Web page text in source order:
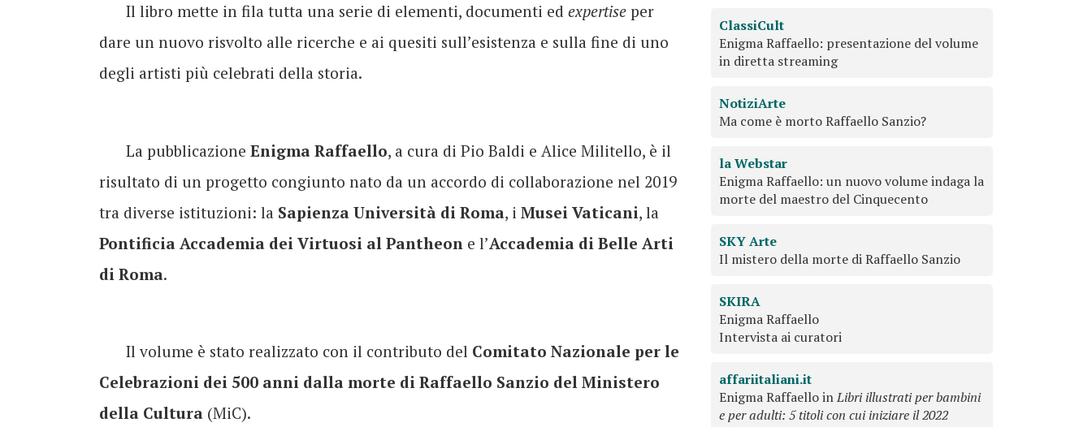
Il libro mette in fila tutta una serie di elementi, documenti ed expertiseper
dare un nuovo risvolto alle ricerche e ai quesiti sull’esistenza e sulla fine di uno
degli artisti più celebrati della storia.
La pubblicazione Enigma Raffaello, a cura di Pio Baldi e Alice Militello, è il
risultato di un progetto congiunto nato da un accordo di collaborazione nel 2019
tra diverse istituzioni: la Sapienza Università di Roma, i Musei Vaticani, la
Pontificia Accademia dei Virtuosi al Pantheon e l’Accademia di Belle Arti
di Roma.
Il volume è stato realizzato con il contributo del Comitato Nazionale per le
Celebrazioni dei 500 anni dalla morte di Raffaello Sanzio del Ministero
della Cultura (MiC).
ClassiCult
Enigma Raffaello: presentazione del volume
in diretta streaming
NotiziArte
Ma come è morto Raffaello Sanzio?
la Webstar
Enigma Raffaello: un nuovo volume indaga la
morte del maestro del Cinquecento
SKY Arte
Il mistero della morte di Raffaello Sanzio
SKIRA
Enigma Raffaello
Intervista ai curatori
affariitaliani.it
Enigma Raffaello inLibri illustrati per bambini
e per adulti: 5 titoli con cui iniziare il 2022